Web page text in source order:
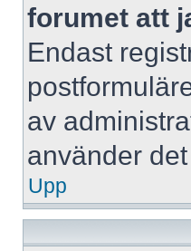
forumet att
Endast
av
använder
Upp